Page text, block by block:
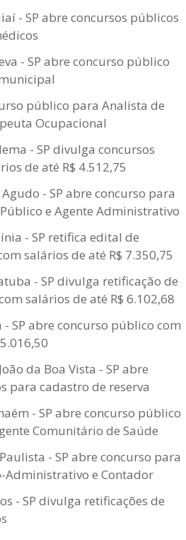
- SP abre concursos públicos
- SP abre concurso público
público para Analista de
Ocupacional
- SP divulga concursos
de até R$ 4.512,75
- SP abre concurso para
e Agente Administrativo
- SP retifica edital de
salários de até R$ 7.350,75
- SP divulga retificação de
salários de até R$ 6.102,68
SP abre concurso público com
da Boa Vista - SP abre
para cadastro de reserva
- SP abre concurso público
Comunitário de Saúde
- SP abre concurso para
Administrativo e Contador
- SP divulga retificações de